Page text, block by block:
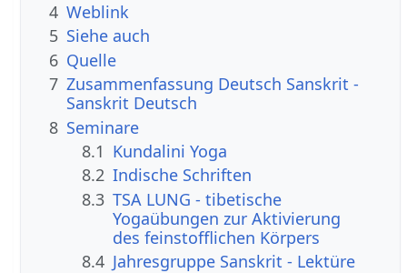
4 Weblink
5 Siehe auch
6 Quelle
7 Zusammenfassung Deutsch Sanskrit -
Sanskrit Deutsch
8 Seminare
8.1 Kundalini Yoga
8.2 Indische Schriften
8.3 TSA LUNG - tibetische
Yogaübungen zur Aktivierung
des feinstofflichen Körpers
8.4 Jahresgruppe Sanskrit - Lektüre